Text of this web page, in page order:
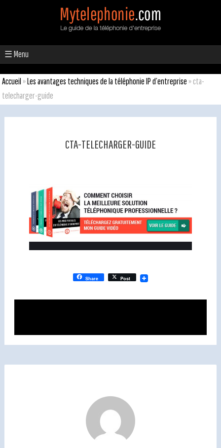
☰ Menu
Accueil»Les avantages techniques de la téléphonie IP d’entreprise»cta-
telecharger-guide
CTA-TELECHARGER-GUIDE
Share Post